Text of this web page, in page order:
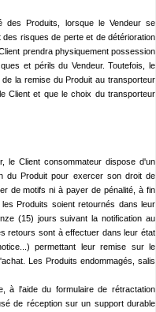
Produits, lorsque le Vendeur se
des risques de perte et de détérioration
prendra physiquement possession
et périls du Vendeur. Toutefois, le
la remise du Produit au transporteur
Client et que le choix du transporteur
le Client consommateur dispose d'un
du Produit pour exercer son droit de
de motifs ni à payer de pénalité, à fin
Produits soient retournés dans leur
(15) jours suivant la notification au
retours sont à effectuer dans leur état
permettant leur remise sur le
Les Produits endommagés, salis
à l'aide du formulaire de rétractation
de réception sur un support durable